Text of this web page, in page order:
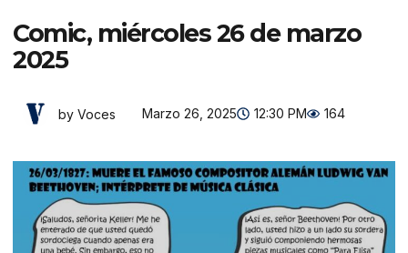
Comic, miércoles 26 de marzo
2025
by Voces Marzo 26, 2025 12:30 PM 164